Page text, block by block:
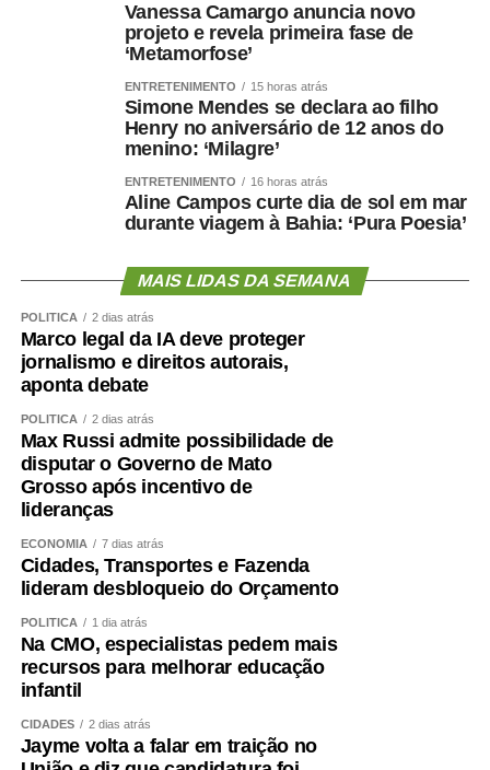
cidadã ao incentivar os estudantes a refletirem sobre
temas de interesse público.
— O Programa Jovem Senador e Jovem Senadora
Brasileiros reafirma seu compromisso com a formação
cidadã ao estimular estudantes de todo o país a refletir
sobre temas essenciais para a democracia. As redações
finalistas revelam uma geração curiosa, crítica e
preparada para participar do debate público. São jovens
dialogam com autores clássicos e contemporâneos,
transformando esse repertório em argumentos
consistentes e propostas viáveis para os desafios do
presente — disse.
Veja aqui as redações vencedoras de 2026
Conheça os finalistas dos estados e do DF em 2026
Agência Senado (Reprodução autorizada mediante
citação da Agência Senado)
Fonte:Agência Senado
COMENTE ABAIXO:
Vanessa Camargo anuncia novo
projeto e revela primeira fase de
‘Metamorfose’
ENTRETENIMENTO 15 horas atrás
Simone Mendes se declara ao filho
Henry no aniversário de 12 anos do
menino: ‘Milagre’
ENTRETENIMENTO 16 horas atrás
Aline Campos curte dia de sol em mar
durante viagem à Bahia: ‘Pura Poesia’
MAIS LIDAS DA SEMANA
POLÍTICA 2 dias atrás
Marco legal da IA deve proteger
jornalismo e direitos autorais,
aponta debate
POLÍTICA 2 dias atrás
Max Russi admite possibilidade de
disputar o Governo de Mato
Grosso após incentivo de
lideranças
ECONOMIA 7 dias atrás
Cidades, Transportes e Fazenda
lideram desbloqueio do Orçamento
POLÍTICA 1 dia atrás
Na CMO, especialistas pedem mais
recursos para melhorar educação
infantil
CIDADES 2 dias atrás
Jayme volta a falar em traição no